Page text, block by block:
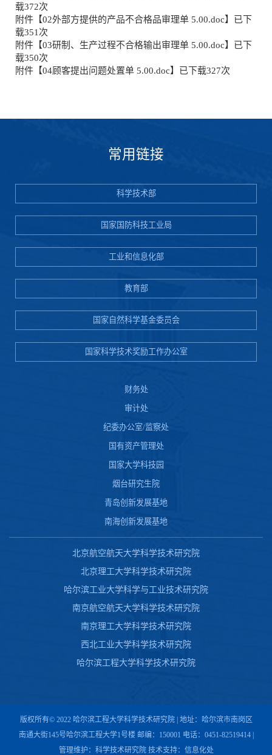
载372次
附件【02外部方提供的产品不合格品审理单 5.00.doc】已下
载351次
附件【03研制、生产过程不合格输出审理单 5.00.doc】已下
载350次
附件【04顾客提出问题处置单 5.00.doc】已下载327次
常用链接
科学技术部
国家国防科技工业局
工业和信息化部
教育部
国家自然科学基金委员会
国家科学技术奖励工作办公室
财务处
审计处
纪委办公室/监察处
国有资产管理处
国家大学科技园
烟台研究生院
青岛创新发展基地
南海创新发展基地
北京航空航天大学科学技术研究院
北京理工大学科学技术研究院
哈尔滨工业大学科学与工业技术研究院
南京航空航天大学科学技术研究院
南京理工大学科学技术研究院
西北工业大学科学技术研究院
哈尔滨工程大学科学技术研究院
版权所有© 2022 哈尔滨工程大学科学技术研究院 | 地址：哈尔滨市南岗区
南通大街145号哈尔滨工程大学1号楼 邮编：150001 电话：0451-82519414 |
管理维护：科学技术研究院 技术支持：信息化处